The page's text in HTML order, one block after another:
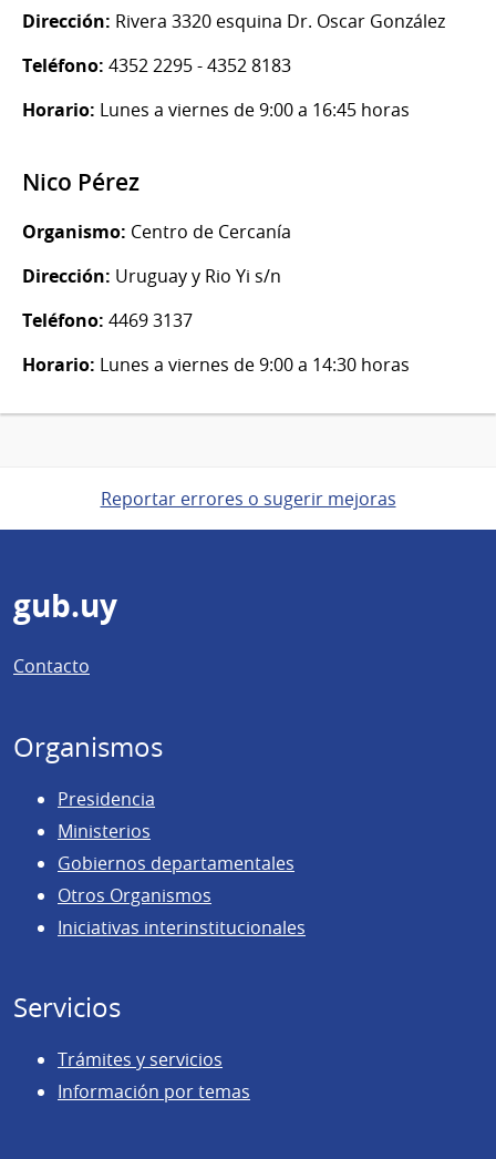
Dirección: Rivera 3320 esquina Dr. Oscar González
Teléfono: 4352 2295 - 4352 8183
Horario: Lunes a viernes de 9:00 a 16:45 horas
Nico Pérez
Organismo: Centro de Cercanía
Dirección: Uruguay y Rio Yi s/n
Teléfono: 4469 3137
Horario: Lunes a viernes de 9:00 a 14:30 horas
Reportar errores o sugerir mejoras
Pie
de
página
gub.uy
Contacto
Organismos
Presidencia
Ministerios
Gobiernos departamentales
Otros Organismos
Iniciativas interinstitucionales
Servicios
Trámites y servicios
Información por temas